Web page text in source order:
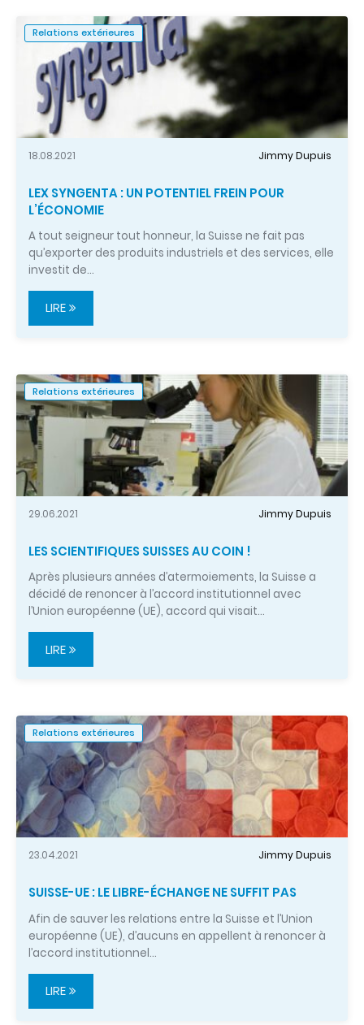
Relations extérieures
18.08.2021 Jimmy Dupuis
LEX SYNGENTA : UN POTENTIEL FREIN POUR
L’ÉCONOMIE
A tout seigneur tout honneur, la Suisse ne fait pas
qu’exporter des produits industriels et des services, elle
investit de…
LIRE
Relations extérieures
29.06.2021 Jimmy Dupuis
LES SCIENTIFIQUES SUISSES AU COIN !
Après plusieurs années d’atermoiements, la Suisse a
décidé de renoncer à l’accord institutionnel avec
l’Union européenne (UE), accord qui visait…
LIRE
Relations extérieures
23.04.2021 Jimmy Dupuis
SUISSE-UE : LE LIBRE-ÉCHANGE NE SUFFIT PAS
Afin de sauver les relations entre la Suisse et l’Union
européenne (UE), d’aucuns en appellent à renoncer à
l’accord institutionnel…
LIRE